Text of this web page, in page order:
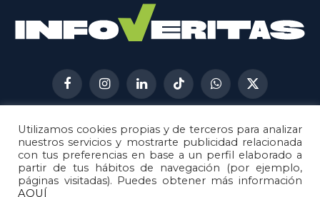
FacebookInstagramLinkedInTikTokWhatsApp
X
(Twitter)
AVISO LEGAL
METODOLOGÍA
POLÍTICA DE COOKIES
POLÍTICA DE CORRECCIONES
Utilizamos cookies propias y de terceros para analizar
nuestros servicios y mostrarte publicidad relacionada
con tus preferencias en base a un perfil elaborado a
partir de tus hábitos de navegación (por ejemplo,
páginas visitadas). Puedes obtener más información
AQUÍ